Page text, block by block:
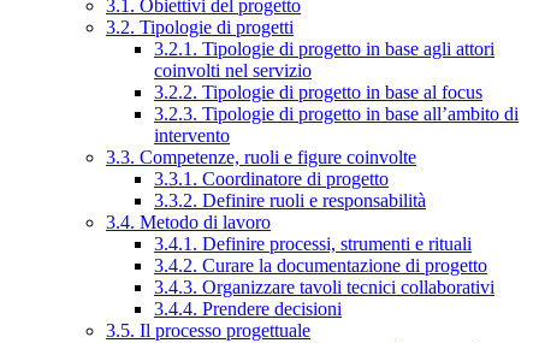
3.1. Obiettivi del progetto
3.2. Tipologie di progetti
3.2.1. Tipologie di progetto in base agli attori
coinvolti nel servizio
3.2.2. Tipologie di progetto in base al focus
3.2.3. Tipologie di progetto in base all’ambito di
intervento
3.3. Competenze, ruoli e figure coinvolte
3.3.1. Coordinatore di progetto
3.3.2. Definire ruoli e responsabilità
3.4. Metodo di lavoro
3.4.1. Definire processi, strumenti e rituali
3.4.2. Curare la documentazione di progetto
3.4.3. Organizzare tavoli tecnici collaborativi
3.4.4. Prendere decisioni
3.5. Il processo progettuale